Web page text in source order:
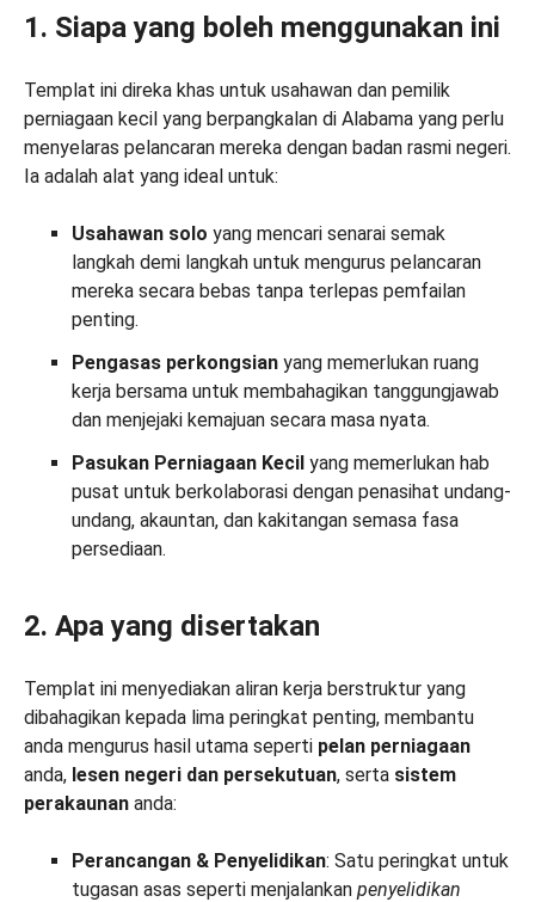
1. Siapa yang boleh menggunakan ini
Templat ini direka khas untuk usahawan dan pemilik
perniagaan kecil yang berpangkalan di Alabama yang perlu
menyelaras pelancaran mereka dengan badan rasmi negeri.
Ia adalah alat yang ideal untuk:
Usahawan solo yang mencari senarai semak
langkah demi langkah untuk mengurus pelancaran
mereka secara bebas tanpa terlepas pemfailan
penting.
Pengasas perkongsian yang memerlukan ruang
kerja bersama untuk membahagikan tanggungjawab
dan menjejaki kemajuan secara masa nyata.
Pasukan Perniagaan Kecil yang memerlukan hab
pusat untuk berkolaborasi dengan penasihat undang-
undang, akauntan, dan kakitangan semasa fasa
persediaan.
2. Apa yang disertakan
Templat ini menyediakan aliran kerja berstruktur yang
dibahagikan kepada lima peringkat penting, membantu
anda mengurus hasil utama seperti pelan perniagaan
anda, lesen negeri dan persekutuan, serta sistem
perakaunan anda:
Perancangan & Penyelidikan: Satu peringkat untuk
tugasan asas seperti menjalankan penyelidikan